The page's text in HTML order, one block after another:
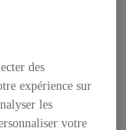
en
des
expérience sur
les
votre